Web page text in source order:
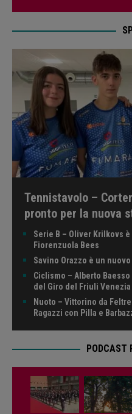
Tennistavolo –
pronto per la nuova
Serie B – Oliver Krilkovs
Fiorenzuola Bees
Savino Orazzo è un
Ciclismo – Alberto
del Giro del Friuli
Nuoto – Vittorino da
Ragazzi con Pilla e
PODCAST